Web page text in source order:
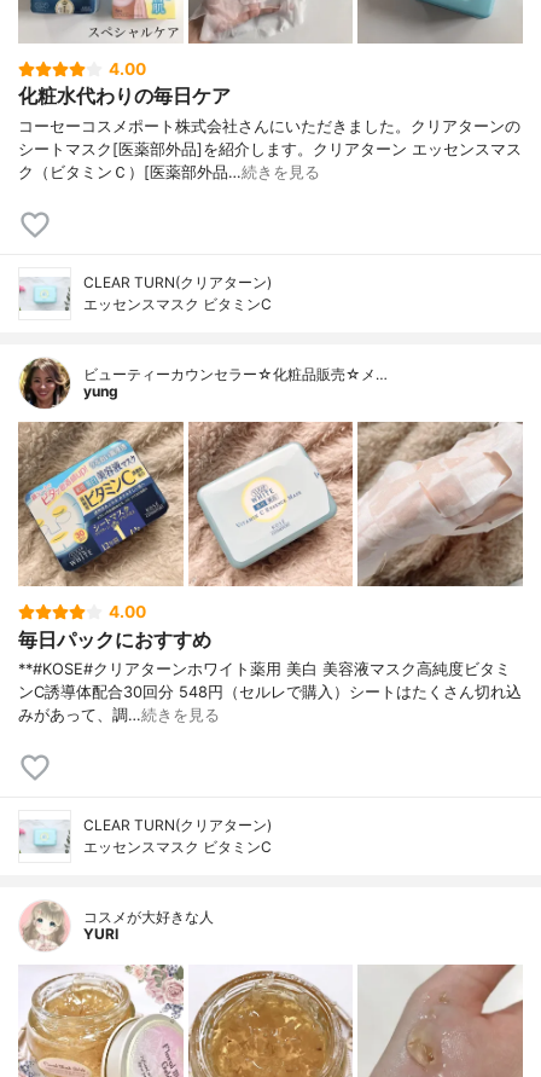
4.00
化粧水代わりの毎日ケア
コーセーコスメポート株式会社さんにいただきました。クリアターンの
シートマスク[医薬部外品]を紹介します。クリアターン エッセンスマス
ク（ビタミンＣ）[医薬部外品…続きを見る
CLEAR TURN(クリアターン)
エッセンスマスク ビタミンC
ビューティーカウンセラー☆化粧品販売☆メ…
yung
4.00
毎日パックにおすすめ
**#KOSE#クリアターンホワイト薬用 美白 美容液マスク高純度ビタミ
ンC誘導体配合⁡30回分 548円（セルレで購入）⁡シートはたくさん切れ込
みがあって、調…続きを見る
CLEAR TURN(クリアターン)
エッセンスマスク ビタミンC
コスメが大好きな人
YURI